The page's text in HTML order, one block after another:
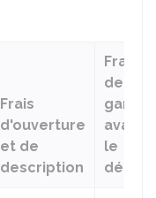
Frais
d'ouverture
et de
description
Frais
de
garde
avant
le
décès